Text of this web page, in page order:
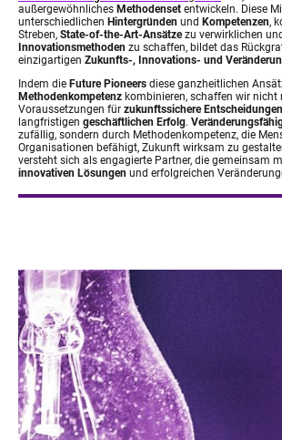
außergewöhnliches Methodenset entwickeln. Diese
unterschiedlichen Hintergründen und Kompetenzen,
Streben, State-of-the-Art-Ansätzezu verwirklichen
Innovationsmethoden zu schaffen, bildet das
einzigartigen Zukunfts-, Innovations- und
Indem die Future Pioneers diese ganzheitlichen
Methodenkompetenz kombinieren, schaffen wir nicht
Voraussetzungen für zukunftssichere Entscheidungen
langfristigen geschäftlichen Erfolg.
zufällig, sondern durch Methodenkompetenz, die
Organisationen befähigt, Zukunft wirksam zu
versteht sich als engagierte Partner, die gemeinsam
innovativen Lösungen und erfolgreichen